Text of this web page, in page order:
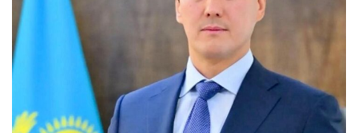
b
o
o
kl
a
ss
ni
ki
a
m
т